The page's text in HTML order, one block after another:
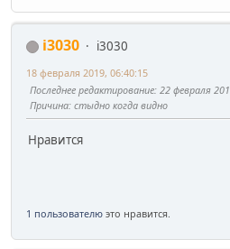
i3030
i3030
18 февраля 2019, 06:40:15
Последнее редактирование: 22 февраля
Причина: стыдно когда видно
Нравится
1 пользователю это нравится.